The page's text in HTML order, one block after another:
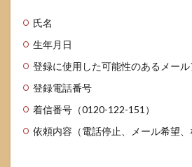
氏名
生年月日
登録に使用した可能性のあるメール
登録電話番号
着信番号（0120-122-151）
依頼内容（電話停止、メール希望、